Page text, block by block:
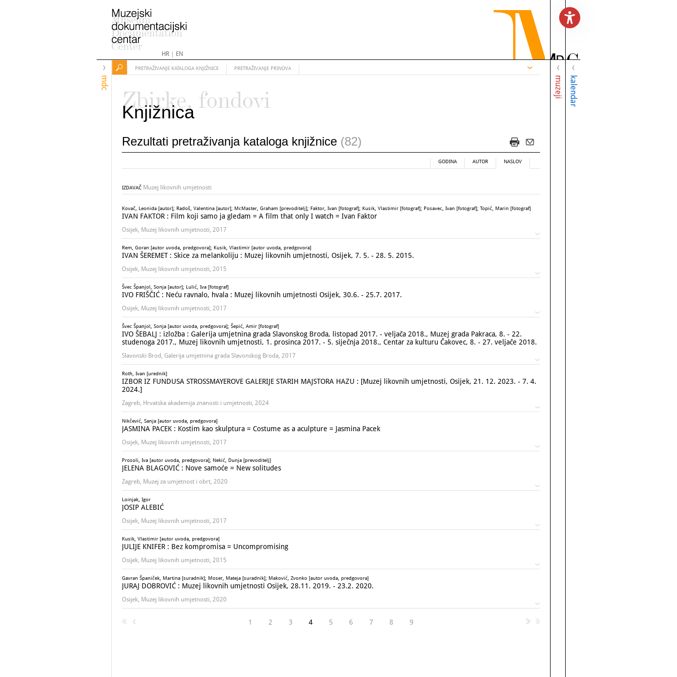
HR| EN
mdc muzeji kalendar
PRETRAŽIVANJE KATALOGA KNJIŽNICE PRETRAŽIVANJE PRINOVA
Zbirke, fondovi
Knjižnica
Rezultati pretraživanja kataloga knjižnice (82)
GODINA AUTOR NASLOV
IZDAVAČ Muzej likovnih umjetnosti
Kovač, Leonida [autor]; Radoš, Valentina [autor]; McMaster, Graham [prevoditelj]; Faktor, Ivan [fotograf]; Kusik, Vlastimir [fotograf]; Posavec, Ivan [fotograf]; Topić, Marin [fotograf]
IVAN FAKTOR : Film koji samo ja gledam = A film that only I watch = Ivan Faktor
Osijek, Muzej likovnih umjetnosti, 2017
Rem, Goran [autor uvoda, predgovora]; Kusik, Vlastimir [autor uvoda, predgovora]
IVAN ŠEREMET : Skice za melankoliju : Muzej likovnih umjetnosti, Osijek, 7. 5. - 28. 5. 2015.
Osijek, Muzej likovnih umjetnosti, 2015
Švec Španjol, Sonja [autor]; Lulić, Iva [fotograf]
IVO FRIŠČIĆ : Neću ravnalo, hvala : Muzej likovnih umjetnosti Osijek, 30.6. - 25.7. 2017.
Osijek, Muzej likovnih umjetnosti, 2017
Švec Španjol, Sonja [autor uvoda, predgovora]; Šepić, Amir [fotograf]
IVO ŠEBALJ : izložba : Galerija umjetnina grada Slavonskog Broda, listopad 2017. - veljača 2018., Muzej grada Pakraca, 8. - 22.
studenoga 2017., Muzej likovnih umjetnosti, 1. prosinca 2017. - 5. siječnja 2018., Centar za kulturu Čakovec, 8. - 27. veljače 2018.
Slavonski Brod, Galerija umjetnina grada Slavonskog Broda, 2017
Roth, Ivan [urednik]
IZBOR IZ FUNDUSA STROSSMAYEROVE GALERIJE STARIH MAJSTORA HAZU : [Muzej likovnih umjetnosti, Osijek, 21. 12. 2023. - 7. 4.
2024.]
Zagreb, Hrvatska akademija znanosti i umjetnosti, 2024
Nikčević, Sanja [autor uvoda, predgovora]
JASMINA PACEK : Kostim kao skulptura = Costume as a aculpture = Jasmina Pacek
Osijek, Muzej likovnih umjetnosti, 2017
Prosoli, Iva [autor uvoda, predgovora]; Nekić, Dunja [prevoditelj]
JELENA BLAGOVIĆ : Nove samoće = New solitudes
Zagreb, Muzej za umjetnost i obrt, 2020
Loinjak, Igor
JOSIP ALEBIĆ
Osijek, Muzej likovnih umjetnosti, 2017
Kusik, Vlastimir [autor uvoda, predgovora]
JULIJE KNIFER : Bez kompromisa = Uncompromising
Osijek, Muzej likovnih umjetnosti, 2015
Gavran Španiček, Martina [suradnik]; Moser, Mateja [suradnik]; Maković, Zvonko [autor uvoda, predgovora]
JURAJ DOBROVIĆ : Muzej likovnih umjetnosti Osijek, 28.11. 2019. - 23.2. 2020.
Osijek, Muzej likovnih umjetnosti, 2020
1 2 3 4 5 6 7 8 9